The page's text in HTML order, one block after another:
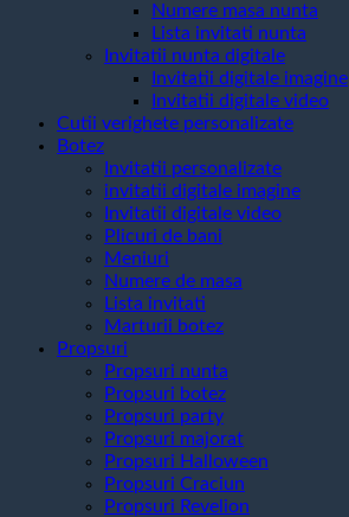
Numere masa nunta
Lista invitati nunta
Invitatii nunta digitale
Invitatii digitale imagine
Invitatii digitale video
Cutii verighete personalizate
Botez
Invitatii personalizate
invitatii digitale imagine
Invitatii digitale video
Plicuri de bani
Meniuri
Numere de masa
Lista invitati
Marturii botez
Propsuri
Propsuri nunta
Propsuri botez
Propsuri party
Propsuri majorat
Propsuri Halloween
Propsuri Craciun
Propsuri Revelion